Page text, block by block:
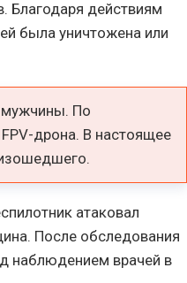
Благодаря действиям
была уничтожена или
мужчины. По
дрона. В настоящее
атаковал
После обследования
наблюдением врачей в